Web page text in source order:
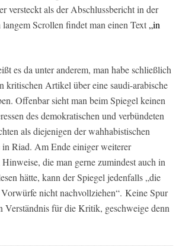
versteckt als der Abschlussbericht in der
Scrollen findet man einen Text „in
es da unter anderem, man habe schließlich
kritischen Artikel über eine saudi-arabische
Offenbar sieht man beim Spiegel keinen
des demokratischen und verbündeten
als diejenigen der wahhabistischen
Riad. Am Ende einiger weiterer
die man gerne zumindest auch in
hätte, kann der Spiegel jedenfalls „die
nicht nachvollziehen“. Keine Spur
Verständnis für die Kritik, geschweige denn